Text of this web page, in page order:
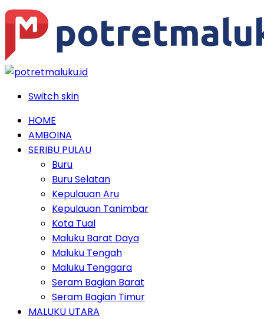
Switch skin
HOME
AMBOINA
SERIBU PULAU
Buru
Buru Selatan
Kepulauan Aru
Kepulauan Tanimbar
Kota Tual
Maluku Barat Daya
Maluku Tengah
Maluku Tenggara
Seram Bagian Barat
Seram Bagian Timur
MALUKU UTARA